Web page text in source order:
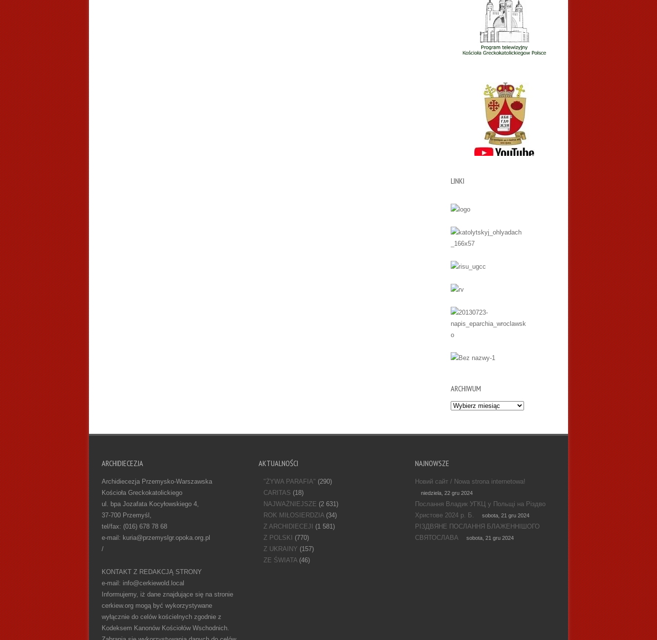
LINKI
ARCHIWUM
Archiwum
ARCHIDIECEZJA
Archidiecezja Przemysko-Warszawska
Kościoła Greckokatolickiego
ul. bpa Jozafata Kocyłowskiego 4,
37-700 Przemyśl,
tel/fax: (016) 678 78 68
e-mail: kuria@przemyslgr.opoka.org.pl
/
KONTAKT Z REDAKCJĄ STRONY
e-mail: info@cerkiewold.local
Informujemy, iż dane znajdujące się na stronie
cerkiew.org mogą być wykorzystywane
wyłącznie do celów kościelnych zgodnie z
Kodeksem Kanonów Kościołów Wschodnich.
AKTUALNOŚCI
"ŻYWA PARAFIA" (290)
CARITAS (18)
NAJWAŻNIEJSZE (2 631)
ROK MIŁOSIERDZIA(34)
Z ARCHIDIECEJI
(1 581)
Z POLSKI
(770)
Z UKRAINY (157)
ZE ŚWIATA(46)
NAJNOWSZE
Новий сайт / Nowa strona internetowa!
niedziela, 22 gru 2024
Послання Владик УГКЦ у Польщі на Різдво
Христове 2024 р. Б.
sobota, 21 gru 2024
РІЗДВЯНЕ ПОСЛАННЯ БЛАЖЕННІШОГО
СВЯТОСЛАВА
sobota, 21 gru 2024